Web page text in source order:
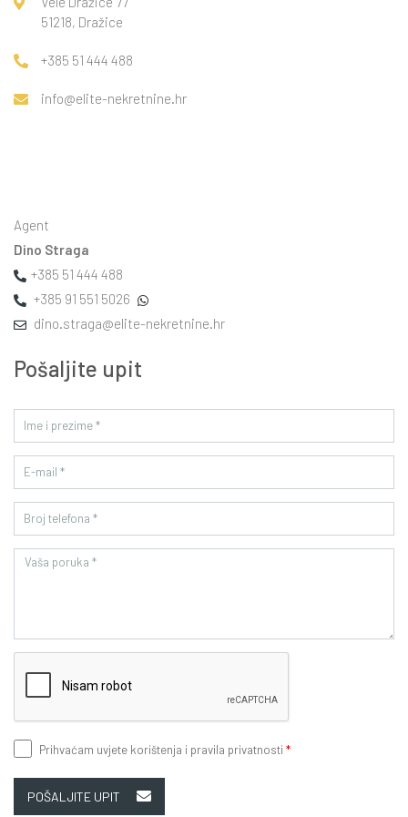
Mirno okruženje, dobra prometna povezanost te blizina svih
važnih sadržaja dodatne su prednosti ovog stana.
Za više informacija i razgledavanje, slobodno se javite.
51218, Dražice
+385 51 444 488
info@elite-nekretnine.hr
Agent
Dino Straga
+385 51 444 488
+385 91 551 5026
dino.straga@elite-nekretnine.hr
Pošaljite upit
Prihvaćam uvjete korištenja i pravila privatnosti *
POŠALJITE UPIT